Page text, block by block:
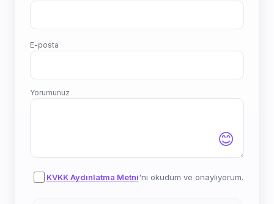
E-posta
Yorumunuz
😊
KVKK Aydınlatma Metni'ni okudum ve onaylıyorum.